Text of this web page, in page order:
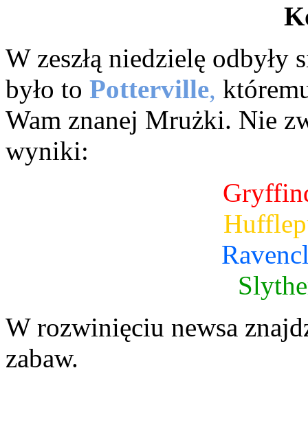
W zeszłą niedzielę odbyły
było to Potterville,
Wam znanej Mrużki. Nie
wyniki:
W rozwinięciu newsa
zabaw.